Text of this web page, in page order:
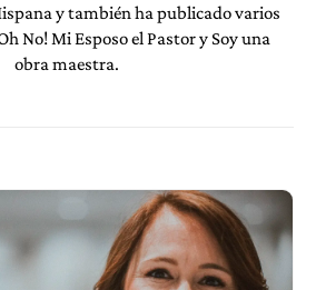
y también ha publicado varios
No! Mi Esposo el Pastor y Soy una
obra maestra.